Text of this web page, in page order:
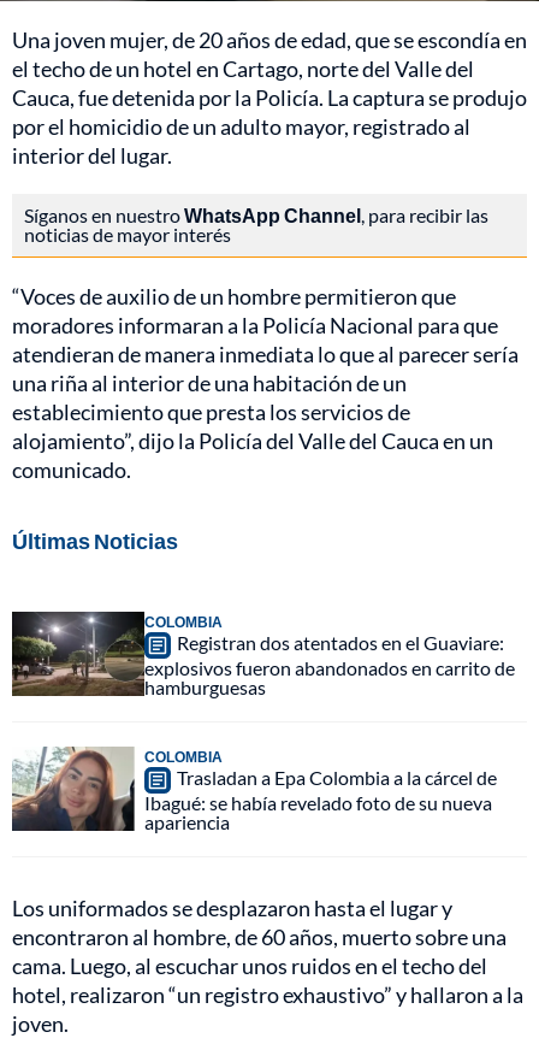
Una joven mujer, de 20 años de edad, que se escondía en
el techo de un hotel en Cartago, norte del Valle del
Cauca, fue detenida por la Policía. La captura se produjo
por el homicidio de un adulto mayor, registrado al
interior del lugar.
Síganos en nuestroWhatsApp Channel , para recibir las
noticias de mayor interés
“Voces de auxilio de un hombre permitieron que
moradores informaran a la Policía Nacional para que
atendieran de manera inmediata lo que al parecer sería
una riña al interior de una habitación de un
establecimiento que presta los servicios de
alojamiento”, dijo la Policía del Valle del Cauca en un
comunicado.
Últimas Noticias
COLOMBIA
Registran dos atentados en el Guaviare:
explosivos fueron abandonados en carrito de
hamburguesas
COLOMBIA
Trasladan a Epa Colombia a la cárcel de
Ibagué: se había revelado foto de su nueva
apariencia
Los uniformados se desplazaron hasta el lugar y
encontraron al hombre, de 60 años, muerto sobre una
cama. Luego, al escuchar unos ruidos en el techo del
hotel, realizaron “un registro exhaustivo” y hallaron a la
joven.